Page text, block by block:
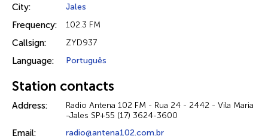
City: Jales
Frequency: 102.3 FM
Callsign: ZYD937
Language: Português
Station contacts
Address:
Radio Antena 102 FM - Rua 24 - 2442 - Vila Maria
-Jales SP+55 (17) 3624-3600
Email: radio@antena102.com.br